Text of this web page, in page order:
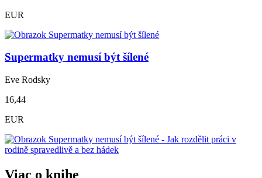
EUR
Supermatky nemusí být šílené
Eve Rodsky
16,44
EUR
Viac o knihe